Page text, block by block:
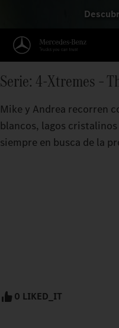
Serie: 4-Xtremes –
Mike y Andrea recorren
blancos, lagos
siempre en busca de la
0 LIKED_IT